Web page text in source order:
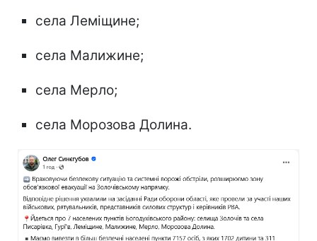
села Леміщине;
села Малижине;
села Мерло;
села Морозова Долина.